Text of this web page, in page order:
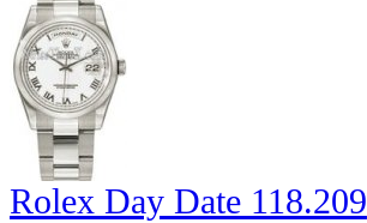
Rolex Day Date 118.209